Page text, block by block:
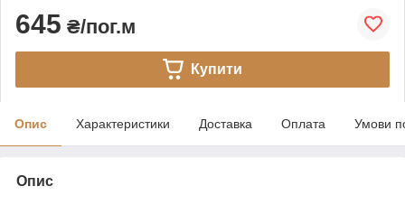
645 ₴/пог.м
Купити
Опис Характеристики Доставка Оплата Умови
Опис